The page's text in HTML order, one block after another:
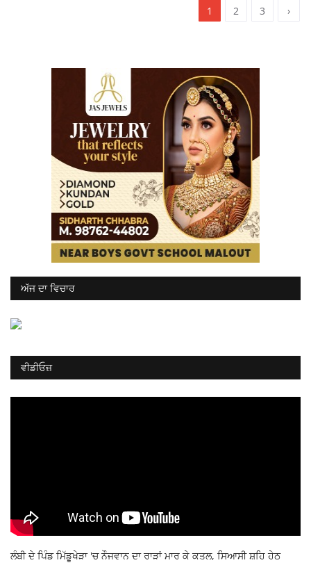
1 2 3 ›
ਅੱਜ ਦਾ ਵਿਚਾਰ
ਵੀਡੀਓਜ਼
ਲੰਬੀ ਦੇ ਪਿੰਡ ਮਿੱਡੂਖੇੜਾ 'ਚ ਨੌਜਵਾਨ ਦਾ ਰਾੜਾਂ ਮਾਰ ਕੇ ਕਤਲ, ਸਿਆਸੀ ਸ਼ਹਿ ਹੇਠ